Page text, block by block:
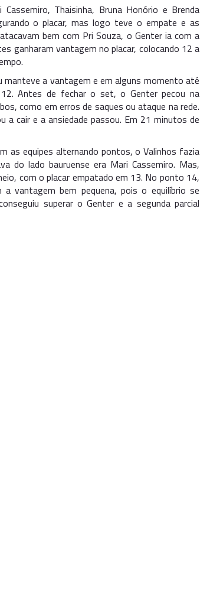
Thaisinha, Bruna Honório e Brenda
o placar, mas logo teve o empate e as
bem com Pri Souza, o Genter ia com a
ganharam vantagem no placar, colocando 12 a
manteve a vantagem e em alguns momento até
Antes de fechar o set, o Genter pecou na
como em erros de saques ou ataque na rede.
cair e a ansiedade passou. Em 21 minutos de
as equipes alternando pontos, o Valinhos fazia
do lado bauruense era Mari Cassemiro. Mas,
com o placar empatado em 13. No ponto 14,
vantagem bem pequena, pois o equilíbrio se
superar o Genter e a segunda parcial